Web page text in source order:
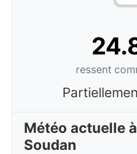
ressent
Météo actuelle
Soudan